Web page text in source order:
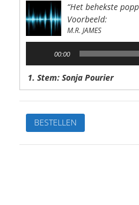
“Het behekste
Voorbeeld:
M.R. JAMES
00:00
1. Stem: Sonja Pourier
Het
behekstepoppenhuisVan:
M.R.
BESTELLEN